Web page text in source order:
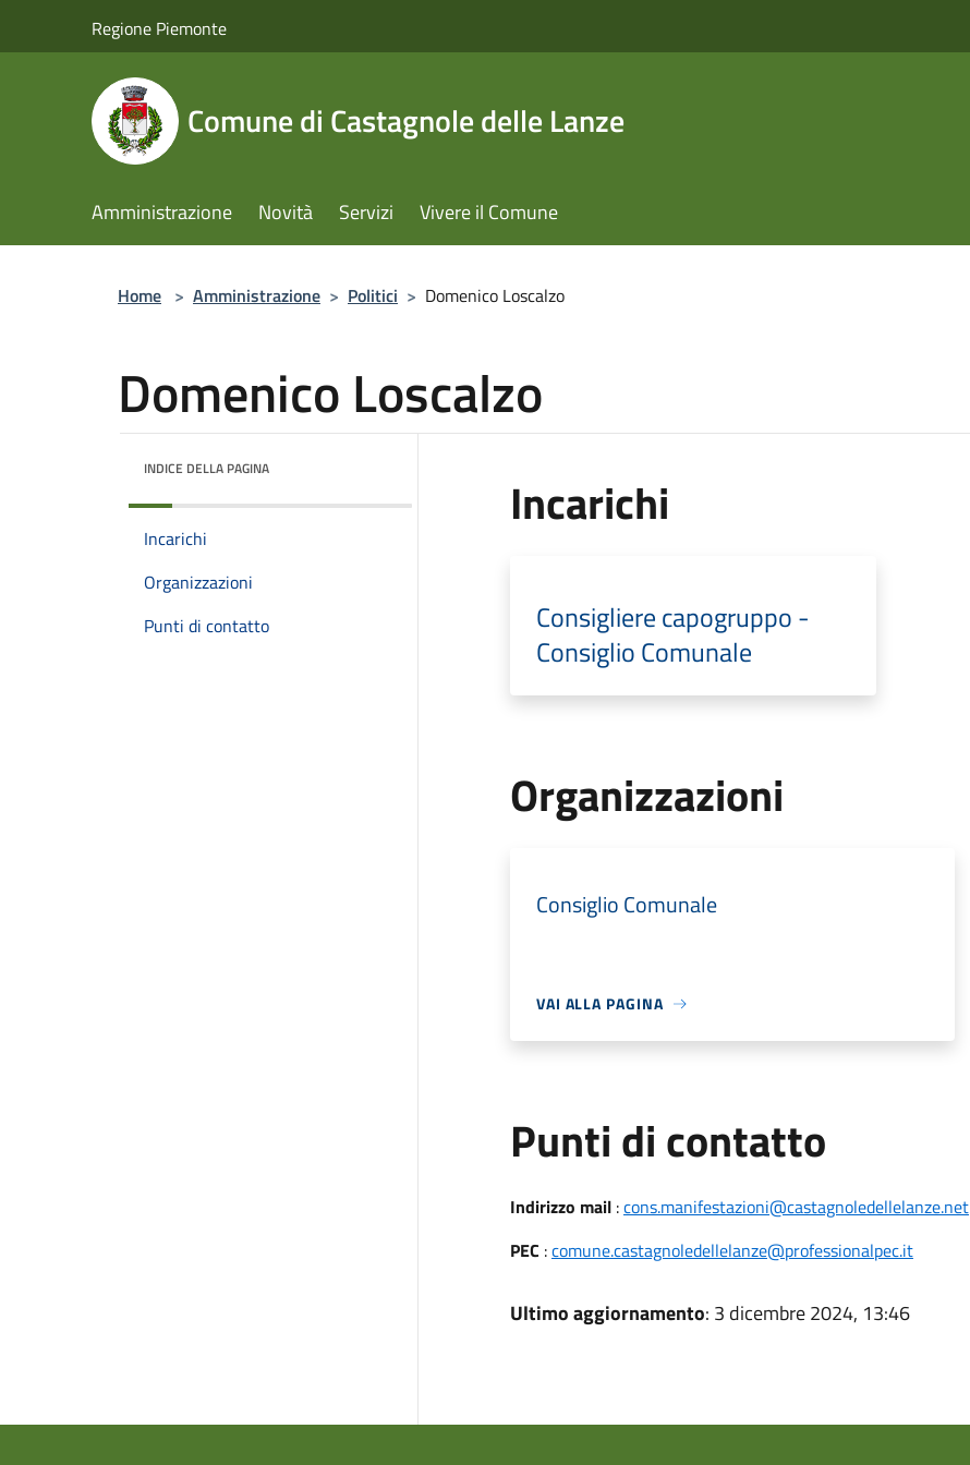
Regione Piemonte
Comune di Castagnole delle Lanze
Amministrazione Novità Servizi Vivere il Comune
Home > Amministrazione > Politici > Domenico Loscalzo
Domenico Loscalzo
INDICE DELLA PAGINA
Incarichi
Organizzazioni
Punti di contatto
Incarichi
Consigliere capogruppo -
Consiglio Comunale
Organizzazioni
Consiglio Comunale
VAI ALLA PAGINA
Punti di contatto
Indirizzo mail:cons.manifestazioni@castagnoledellelanze.net
PEC :comune.castagnoledellelanze@professionalpec.it
Ultimo aggiornamento: 3 dicembre 2024, 13:46